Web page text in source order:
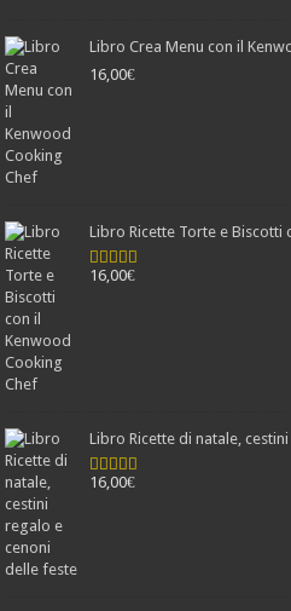
Libro Crea Menu con il
16,00€
Libro Ricette Torte e Biscotti
Valutato
16,00€
Libro Ricette di natale,
Valutato
16,00€